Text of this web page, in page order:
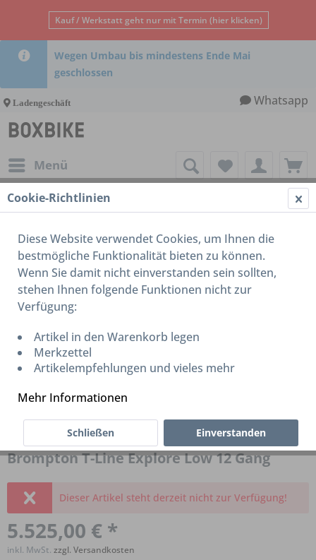
Kauf / Werkstatt geht nur mit Termin (hier klicken)
Wegen Umbau bis mindestens Ende Mai
geschlossen
Ladengeschäft Whatsapp
Menü
Brompton T-Line Explore Low 12 Gang
Dieser Artikel steht derzeit nicht zur Verfügung!
5.525,00 € *
inkl. MwSt. zzgl. Versandkosten
Cookie-Richtlinien
Diese Website verwendet Cookies, um Ihnen die
bestmögliche Funktionalität bieten zu können.
Wenn Sie damit nicht einverstanden sein sollten,
stehen Ihnen folgende Funktionen nicht zur
Verfügung:
Artikel in den Warenkorb legen
Merkzettel
Artikelempfehlungen und vieles mehr
Mehr Informationen
Einverstanden
Schließen